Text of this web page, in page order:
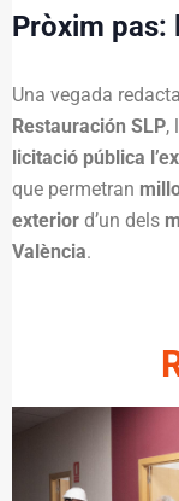
Pròxim pas:
Una vegada
Restauración SLP,
licitació pública
que permetran
exterior d’un dels
València.